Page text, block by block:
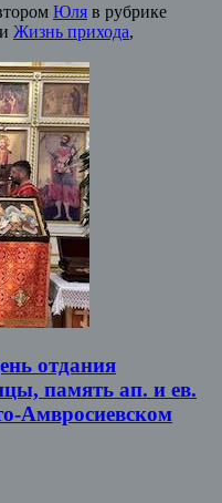
Юля в рубрике
Жизнь прихода,
отдания
память ап. и ев.
Амвросиевском